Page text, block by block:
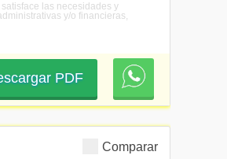
las necesidades y
y/o financieras,
PDF
Comparar